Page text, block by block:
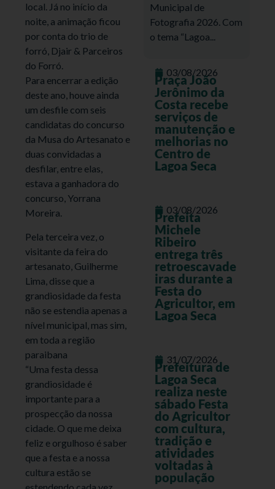
local. Já no início da
noite, a animação ficou
por conta do trio de
forró, Djair & Parceiros
do Forró.
Para encerrar a edição
deste ano, houve ainda
um desfile com seis
candidatas do concurso
da Musa do Artesanato e
duas convidadas a
desfilar, entre elas,
estava a ganhadora do
concurso, Yorrana
Moreira.
Pela terceira vez, o
visitante da feira do
artesanato, Guilherme
Lima, disse que a
grandiosidade da festa
não se estendia apenas a
nível municipal, mas sim,
em toda a região
paraibana
“Uma festa dessa
grandiosidade é
importante para a
prospecção da nossa
cidade. O que me deixa
feliz e orgulhoso é saber
que a festa e a nossa
cultura estão se
Municipal de
Fotografia 2026. Com
o tema “Lagoa...
03/08/2026
Praça João
Jerônimo da
Costa recebe
serviços de
manutenção e
melhorias no
Centro de
Lagoa Seca
03/08/2026
Prefeita
Michele
Ribeiro
entrega três
retroescavade
iras durante a
Festa do
Agricultor, em
Lagoa Seca
31/07/2026
Prefeitura de
Lagoa Seca
realiza neste
sábado Festa
do Agricultor
com cultura,
tradição e
atividades
voltadas à
população